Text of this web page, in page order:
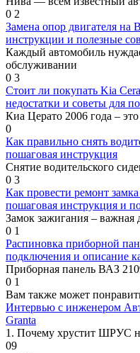
0 2
Замена опор двигателя
инструкции и полезные
Каждый автомобиль
обслуживании
0 3
Стоит ли покупать Kia
недостатки и советы для
Киа Церато 2006 года –
0
Как правильно снять
пошаговая инструкция
Снятие водительского
0 3
Как провести ремонт
пошаговая инструкция и
Замок зажигания – важная
0 1
Распиновка приборной
подключения и описание
Приборная панель ВАЗ
0 1
Вам также может
Интервью с инженером
Granta
1. Почему хрустит ШРУС
09